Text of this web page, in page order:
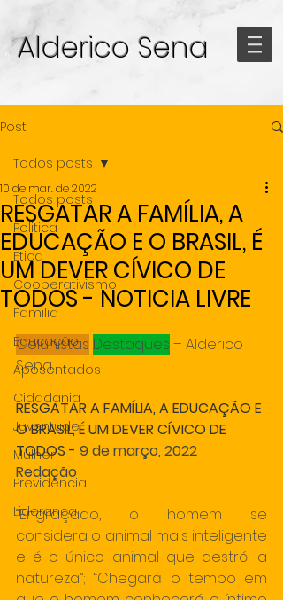
Alderico Sena
Post
Todos posts
Politica
Etica
Cooperativismo
Familia
Educação
Aposentados
Cidadania
Juventude
Mulher
Previdencia
Lideranca
Todos posts
RESGATAR A FAMÍLIA, A
EDUCAÇÃO E O BRASIL, É
UM DEVER CÍVICO DE
TODOS - NOTICIA LIVRE
10 de mar. de 2022
Colunistas Destaques – Alderico
Sena
RESGATAR A FAMÍLIA, A EDUCAÇÃO E
O BRASIL, É UM DEVER CÍVICO DE
TODOS - 9 de março, 2022
Redação
“Engraçado, o homem se
considera o animal mais inteligente
e é o único animal que destrói a
natureza”; “Chegará o tempo em